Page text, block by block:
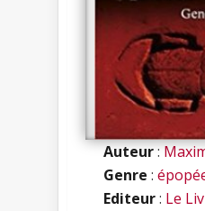
Auteur:
Genre :
Editeur: Le